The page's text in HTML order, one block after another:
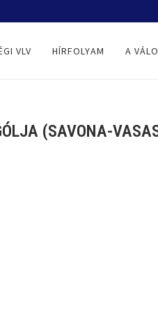
VLV HÍRFOLYAM A
(SAVONA-